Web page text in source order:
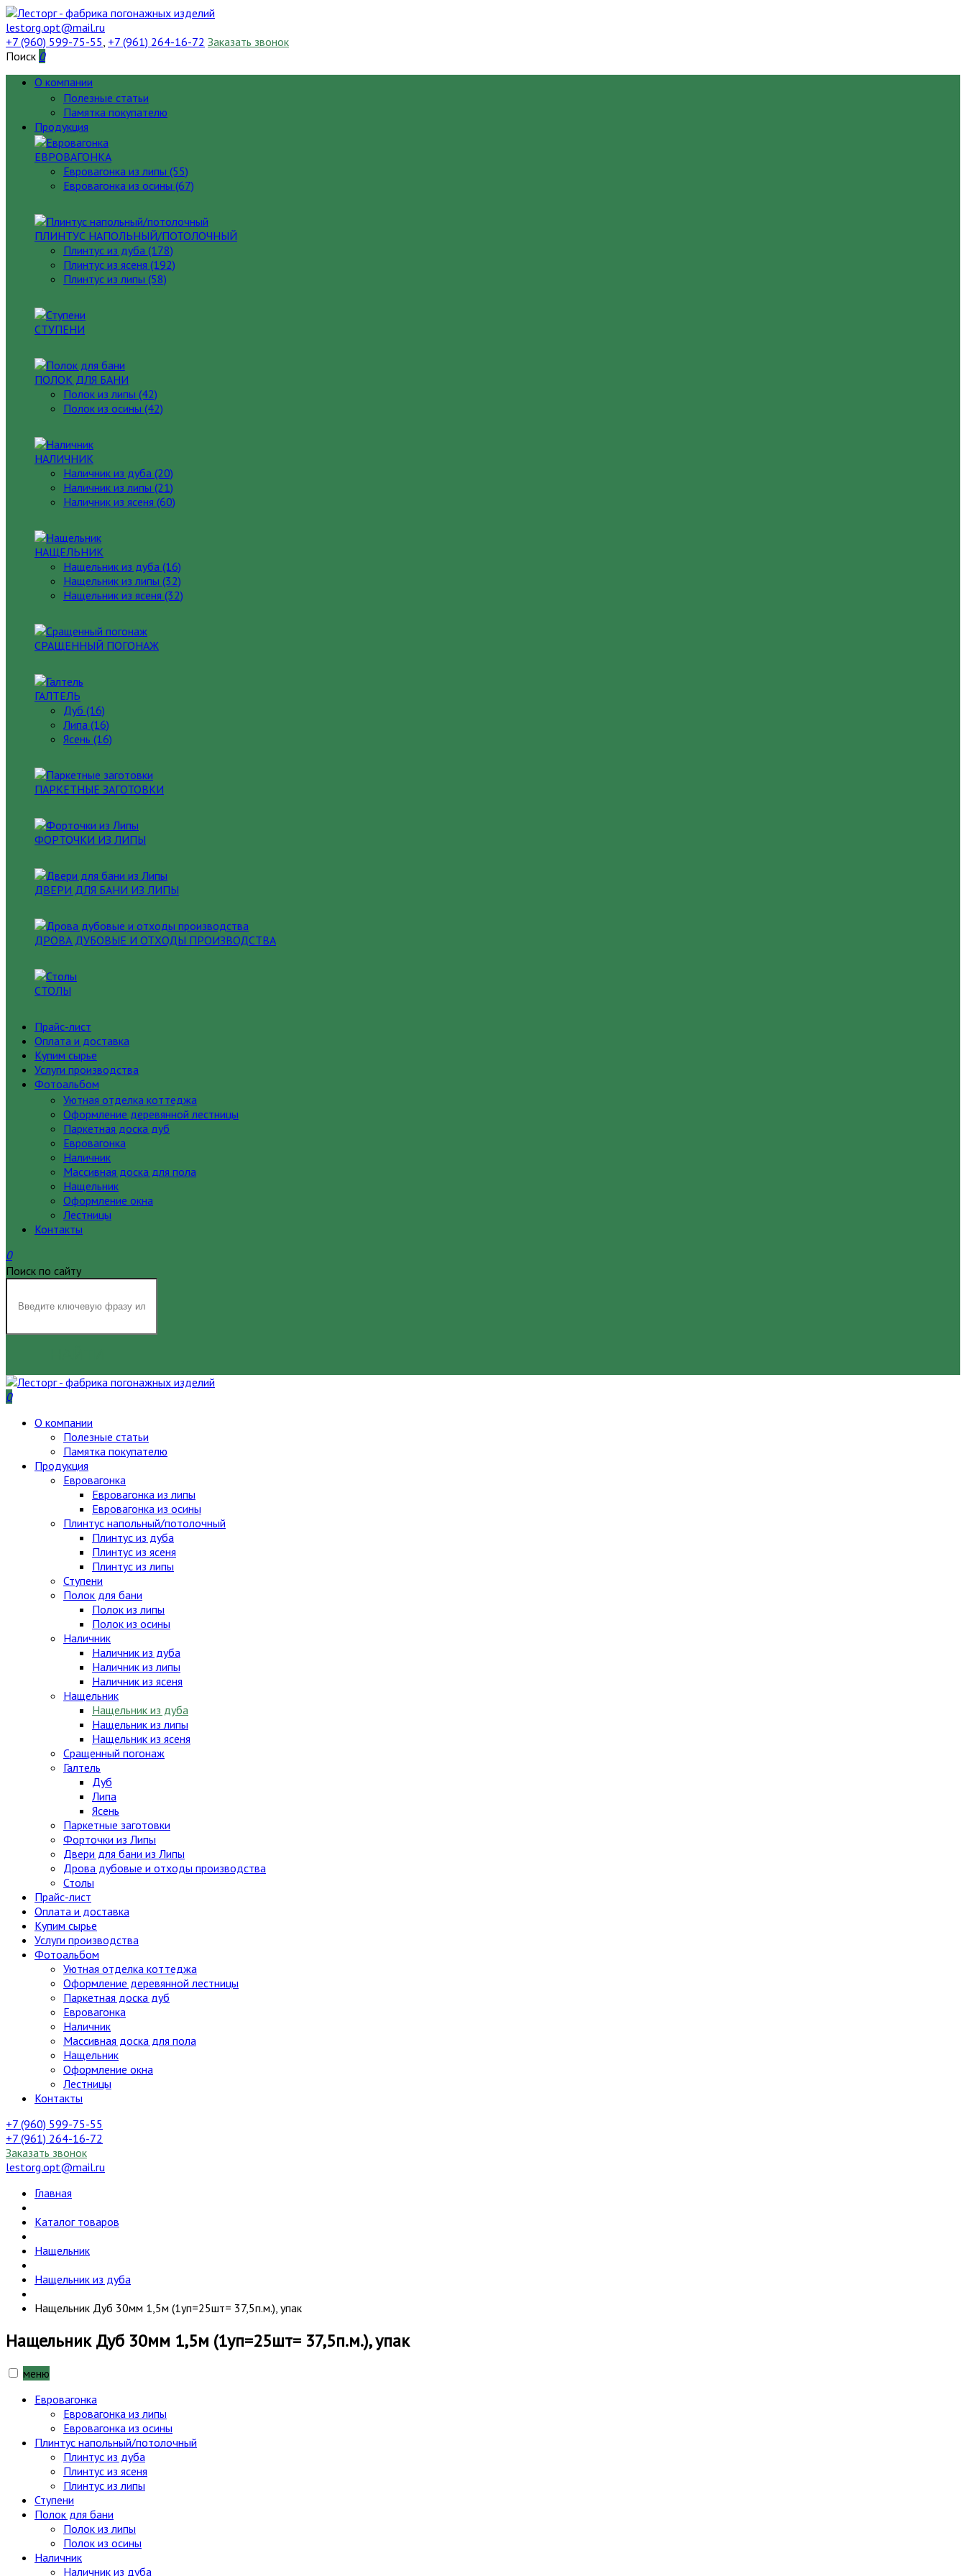
lestorg.opt@mail.ru
+7 (960) 599-75-55, +7 (961) 264-16-72 Заказать звонок
Поиск 0
О компании
Полезные статьи
Памятка покупателю
Продукция
ЕВРОВАГОНКА
Евровагонка из липы (55)
Евровагонка из осины (67)
ПЛИНТУС НАПОЛЬНЫЙ/ПОТОЛОЧНЫЙ
Плинтус из дуба (178)
Плинтус из ясеня (192)
Плинтус из липы (58)
СТУПЕНИ
ПОЛОК ДЛЯ БАНИ
Полок из липы (42)
Полок из осины (42)
НАЛИЧНИК
Наличник из дуба (20)
Наличник из липы (21)
Наличник из ясеня (60)
НАЩЕЛЬНИК
Нащельник из дуба (16)
Нащельник из липы (32)
Нащельник из ясеня (32)
СРАЩЕННЫЙ ПОГОНАЖ
ГАЛТЕЛЬ
Дуб (16)
Липа (16)
Ясень (16)
ПАРКЕТНЫЕ ЗАГОТОВКИ
ФОРТОЧКИ ИЗ ЛИПЫ
ДВЕРИ ДЛЯ БАНИ ИЗ ЛИПЫ
ДРОВА ДУБОВЫЕ И ОТХОДЫ ПРОИЗВОДСТВА
СТОЛЫ
Прайс-лист
Оплата и доставка
Купим сырье
Услуги производства
Фотоальбом
Уютная отделка коттеджа
Оформление деревянной лестницы
Паркетная доска дуб
Евровагонка
Наличник
Массивная доска для пола
Нащельник
Оформление окна
Лестницы
Контакты
0
Поиск по сайту
0
О компании
Полезные статьи
Памятка покупателю
Продукция
Евровагонка
Евровагонка из липы
Евровагонка из осины
Плинтус напольный/потолочный
Плинтус из дуба
Плинтус из ясеня
Плинтус из липы
Ступени
Полок для бани
Полок из липы
Полок из осины
Наличник
Наличник из дуба
Наличник из липы
Наличник из ясеня
Нащельник
Нащельник из дуба
Нащельник из липы
Нащельник из ясеня
Сращенный погонаж
Галтель
Дуб
Липа
Ясень
Паркетные заготовки
Форточки из Липы
Двери для бани из Липы
Дрова дубовые и отходы производства
Столы
Прайс-лист
Оплата и доставка
Купим сырье
Услуги производства
Фотоальбом
Уютная отделка коттеджа
Оформление деревянной лестницы
Паркетная доска дуб
Евровагонка
Наличник
Массивная доска для пола
Нащельник
Оформление окна
Лестницы
Контакты
+7 (960) 599-75-55
+7 (961) 264-16-72
Заказать звонок
lestorg.opt@mail.ru
Главная
Каталог товаров
Нащельник
Нащельник из дуба
Нащельник Дуб 30мм 1,5м (1уп=25шт= 37,5п.м.), упак
Нащельник Дуб 30мм 1,5м (1уп=25шт= 37,5п.м.), упак
меню
Евровагонка
Евровагонка из липы
Евровагонка из осины
Плинтус напольный/потолочный
Плинтус из дуба
Плинтус из ясеня
Плинтус из липы
Ступени
Полок для бани
Полок из липы
Полок из осины
Наличник
Наличник из дуба